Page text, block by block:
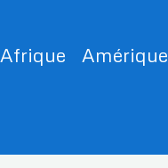
Afrique Amérique